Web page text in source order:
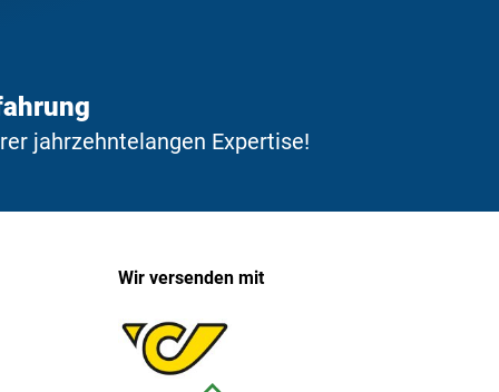
jahrzehntelangen Expertise!
Wir versenden mit